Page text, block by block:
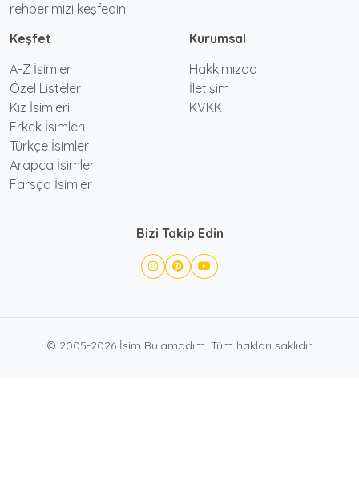
rehberimizi keşfedin.
Keşfet
A-Z İsimler
Özel Listeler
Kız İsimleri
Erkek İsimleri
Türkçe İsimler
Arapça İsimler
Farsça İsimler
Kurumsal
Hakkımızda
İletişim
KVKK
Bizi Takip Edin
© 2005-2026 İsim Bulamadım. Tüm hakları saklıdır.